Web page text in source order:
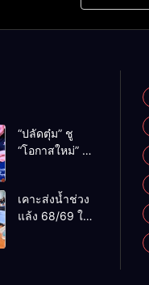
“ปลัดตุ๋ม” ชู
“โอกาสใหม่” นำ
ไม่ใช่เล่น
การเมือง
เคาะส่งน้ำช่วง
แล้ง 68/69 ใช้